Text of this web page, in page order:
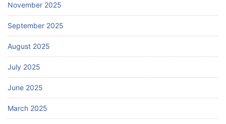
November 2025
September 2025
August 2025
July 2025
June 2025
March 2025